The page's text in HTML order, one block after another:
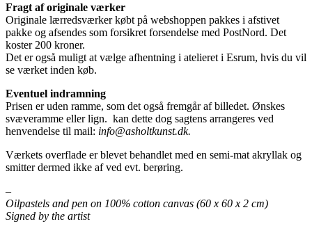
Fragt af originale værker
Originale lærredsværker købt på webshoppen pakkes i afstivet
pakke og afsendes som forsikret forsendelse med PostNord. Det
koster 200 kroner.
Det er også muligt at vælge afhentning i atelieret i Esrum, hvis du vil
se værket inden køb.
Eventuel indramning
Prisen er uden ramme, som det også fremgår af billedet. Ønskes
svæveramme eller lign. kan dette dog sagtens arrangeres ved
henvendelse til mail: info@asholtkunst.dk.
Værkets overflade er blevet behandlet med en semi-mat akryllak og
smitter dermed ikke af ved evt. berøring.
–
Oilpastels and pen on 100% cotton canvas (60 x 60 x 2 cm)
Signed by the artist